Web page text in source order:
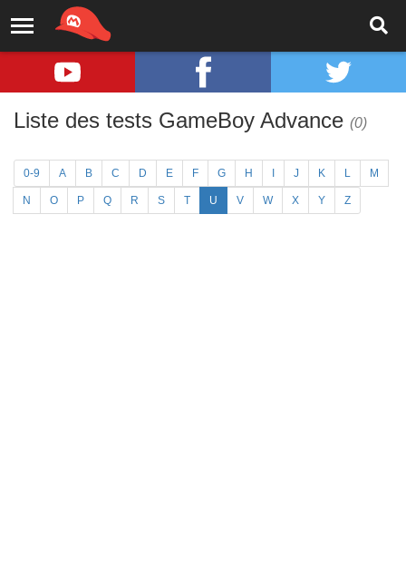
Liste des tests GameBoy Advance (0)
0-9 A B C D E F G H J K L M
N O P Q R S T U V W X Y Z